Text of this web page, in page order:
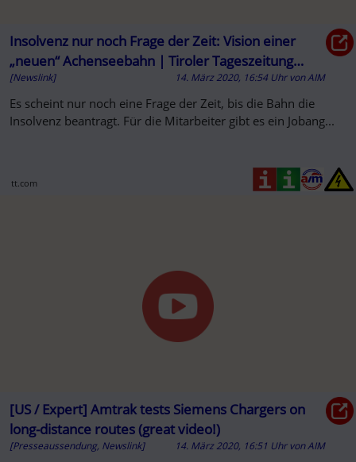
Insolvenz nur noch Frage der Zeit: Vision einer
„neuen“ Achenseebahn | Tiroler Tageszeitung
Online
[Newslink] 14. März 2020, 16:54 Uhr vonAIM
Es scheint nur noch eine Frage der Zeit, bis die Bahn die
Insolvenz beantragt. Für die Mitarbeiter gibt es ein Jobang...
tt.com
[US / Expert] Amtrak tests Siemens Chargers on
long-distance routes (great video!)
[Presseaussendung, Newslink] 14. März 2020, 16:51 Uhr vonAIM